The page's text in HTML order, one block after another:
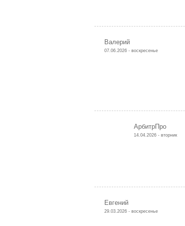
Валерий
07.06.2026 - воскресенье
АрбитрПро
14.04.2026 - вторник
Евгений
29.03.2026 - воскресенье